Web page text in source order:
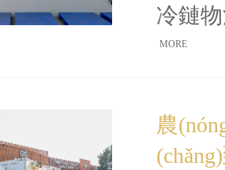
冷鏈
和生
(yīng)
耗降
MORE
農